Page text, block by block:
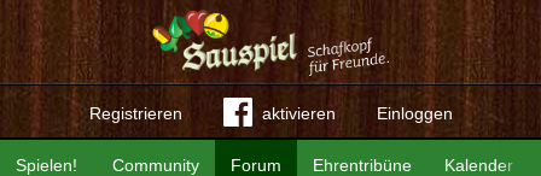
Registrieren aktivieren Einloggen
Community Forum Ehrentribüne Kalender
Spielen!